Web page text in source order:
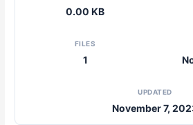
0.00 KB
FILES
1
UPDATED
November 7,